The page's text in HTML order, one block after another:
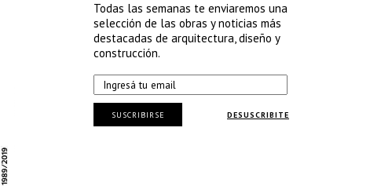
Todas las semanas te enviaremos una
selección de las obras y noticias más
destacadas de arquitectura, diseño y
construcción.
DESUSCRIBITE
SUSCRIBIRSE